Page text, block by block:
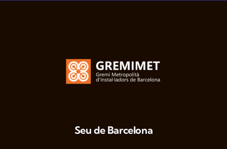
Seu de Barcelona